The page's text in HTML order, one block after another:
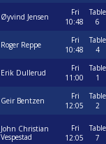
Øyvind Jensen
Fri
10:48
Table
6
Roger Reppe
Fri
10:48
Table
4
Erik Dullerud
Fri
11:00
Table
1
Geir Bentzen
Fri
12:05
Table
2
John Christian
Vespestad
Fri
12:05
Table
7